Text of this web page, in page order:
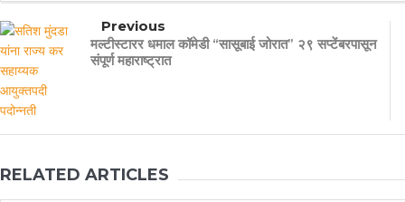
Previous
मल्टीस्टारर धमाल कॉमेडी “सासूबाई जोरात” २९ सप्टेंबरपासून
संपूर्ण महाराष्ट्रात
RELATED ARTICLES